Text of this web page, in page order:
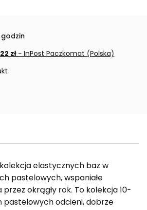
zł- InPost Paczkomat (Polska)
elastycznych baz w
pastelowych, wspaniałe
przez okrągły rok. To kolekcja 10-
pastelowych odcieni, dobrze